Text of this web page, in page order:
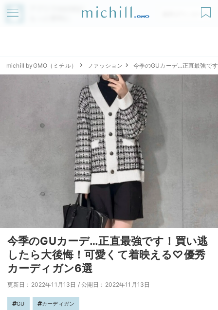
アプリでmichillが
無料ダウンロード
michill byGMO（ミチル） ファッション 今季のGUカーデ…正直最強で
今季のGUカーデ…正直最強です！買い逃
したら大後悔！可愛くて着映える♡優秀
カーディガン6選
更新日：2022年11月13日 / 公開日：2022年11月13日
GU カーディガン